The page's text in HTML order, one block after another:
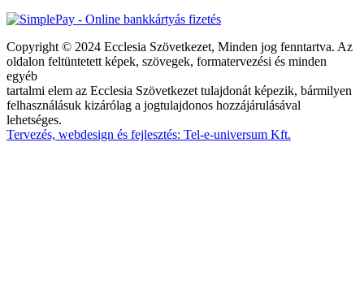
Copyright © 2024 Ecclesia Szövetkezet, Minden jog fenntartva. Az
oldalon feltüntetett képek, szövegek, formatervezési és minden
egyéb
tartalmi elem az Ecclesia Szövetkezet tulajdonát képezik, bármilyen
felhasználásuk kizárólag a jogtulajdonos hozzájárulásával
lehetséges.
Tervezés, webdesign és fejlesztés: Tel-e-universum Kft.